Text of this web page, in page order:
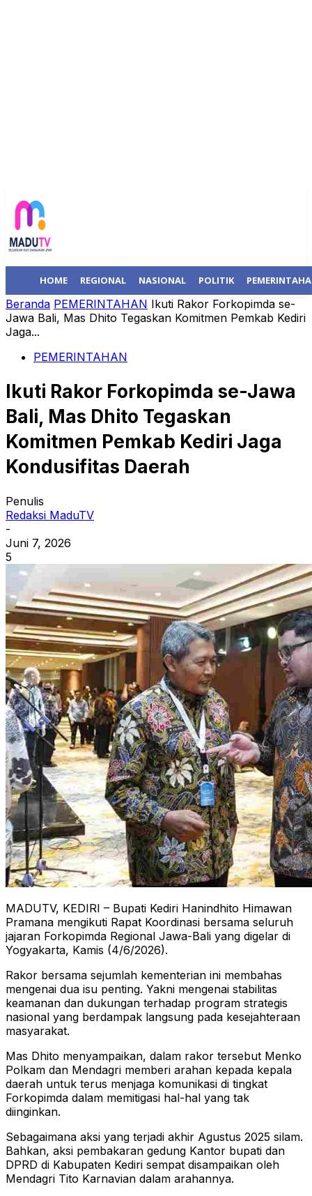
HOME REGIONAL NASIONAL POLITIK
Beranda PEMERINTAHAN Ikuti Rakor Forkopimda se-
Jawa Bali, Mas Dhito Tegaskan Komitmen Pemkab Kediri
Jaga...
PEMERINTAHAN
Ikuti Rakor Forkopimda se-Jawa
Bali, Mas Dhito Tegaskan
Komitmen Pemkab Kediri Jaga
Kondusifitas Daerah
Penulis
Redaksi MaduTV
-
Juni 7, 2026
5
MADUTV, KEDIRI – Bupati Kediri Hanindhito Himawan
Pramana mengikuti Rapat Koordinasi bersama seluruh
jajaran Forkopimda Regional Jawa-Bali yang digelar di
Yogyakarta, Kamis (4/6/2026).
Rakor bersama sejumlah kementerian ini membahas
mengenai dua isu penting. Yakni mengenai stabilitas
keamanan dan dukungan terhadap program strategis
nasional yang berdampak langsung pada kesejahteraan
masyarakat.
Mas Dhito menyampaikan, dalam rakor tersebut Menko
Polkam dan Mendagri memberi arahan kepada kepala
daerah untuk terus menjaga komunikasi di tingkat
Forkopimda dalam memitigasi hal-hal yang tak
diinginkan.
Sebagaimana aksi yang terjadi akhir Agustus 2025 silam.
Bahkan, aksi pembakaran gedung Kantor bupati dan
DPRD di Kabupaten Kediri sempat disampaikan oleh
Mendagri Tito Karnavian dalam arahannya.